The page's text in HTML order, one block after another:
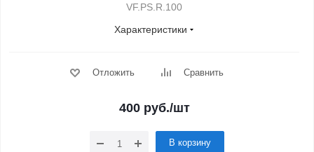
VF.PS.R.100
Характеристики
Отложить Сравнить
400 руб./шт
В корзину